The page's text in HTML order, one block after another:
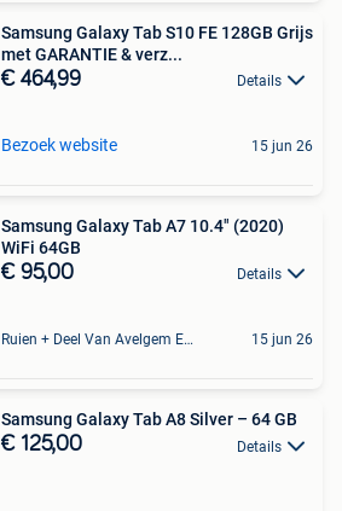
Samsung Galaxy Tab S10 FE 128GB Grijs
met GARANTIE & verz...
€ 464,99 Details
Bezoek website 15 jun 26
Samsung Galaxy Tab A7 10.4" (2020)
WiFi 64GB
€ 95,00 Details
Ruien + Deel Van Avelgem En Waarmaarde 15 jun 26
Samsung Galaxy Tab A8 Silver – 64 GB
€ 125,00 Details